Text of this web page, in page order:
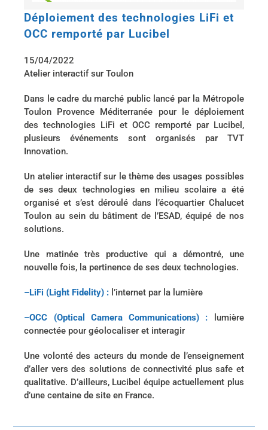
Déploiement des technologies LiFi et
OCC remporté par Lucibel
15/04/2022
Atelier interactif sur Toulon
Dans le cadre du marché public lancé par la Métropole
Toulon Provence Méditerranée pour le déploiement
des technologies LiFi et OCC remporté par Lucibel,
plusieurs événements sont organisés par TVT
Innovation.
Un atelier interactif sur le thème des usages possibles
de ses deux technologies en milieu scolaire a été
organisé et s’est déroulé dans l’écoquartier Chalucet
Toulon au sein du bâtiment de l’ESAD, équipé de nos
solutions.
Une matinée très productive qui a démontré, une
nouvelle fois, la pertinence de ses deux technologies.
–LiFi (Light Fidelity) : l’internet par la lumière
–OCC (Optical Camera Communications) : lumière
connectée pour géolocaliser et interagir
Une volonté des acteurs du monde de l’enseignement
d’aller vers des solutions de connectivité plus safe et
qualitative. D’ailleurs, Lucibel équipe actuellement plus
d’une centaine de site en France.